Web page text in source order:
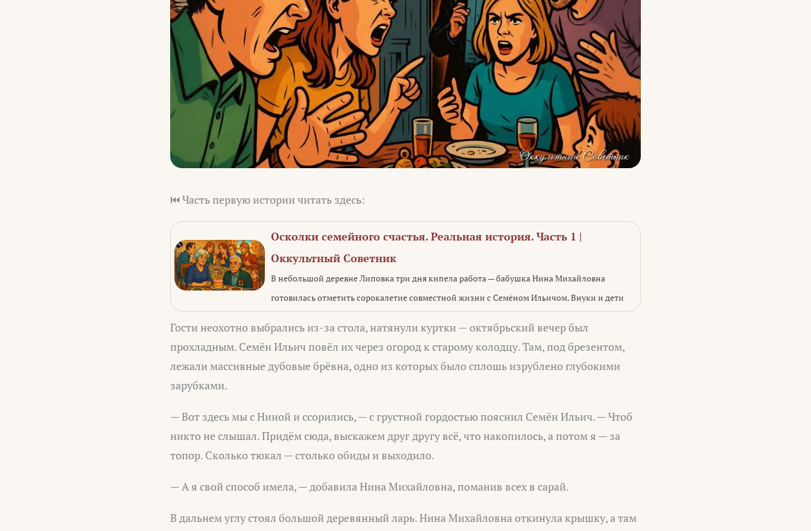
⏮️ Часть первую истории читать здесь:
Осколки семейного счастья. Реальная история. Часть 1 |
Оккультный Советник
В небольшой деревне Липовка три дня кипела работа — бабушка Нина Михайловна
готовилась отметить сорокалетие совместной жизни с Семёном Ильичом. Внуки и дети
Гости неохотно выбрались из-за стола, натянули куртки — октябрьский вечер был
прохладным. Семён Ильич повёл их через огород к старому колодцу. Там, под брезентом,
лежали массивные дубовые брёвна, одно из которых было сплошь изрублено глубокими
зарубками.
— Вот здесь мы с Ниной и ссорились, — с грустной гордостью пояснил Семён Ильич. — Чтоб
никто не слышал. Придём сюда, выскажем друг другу всё, что накопилось, а потом я — за
топор. Сколько тюкал — столько обиды и выходило.
— А я свой способ имела, — добавила Нина Михайловна, поманив всех в сарай.
В дальнем углу стоял большой деревянный ларь. Нина Михайловна откинула крышку, а там